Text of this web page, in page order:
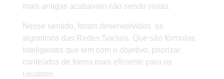
mais antigas acabavam não sendo vistas.
Nesse sentido, foram desenvolvidos os
algoritmos das Redes Sociais. Que são fórmulas
inteligentes que tem com o objetivo, priorizar
conteúdos de forma mais eficiente para os
usuários.